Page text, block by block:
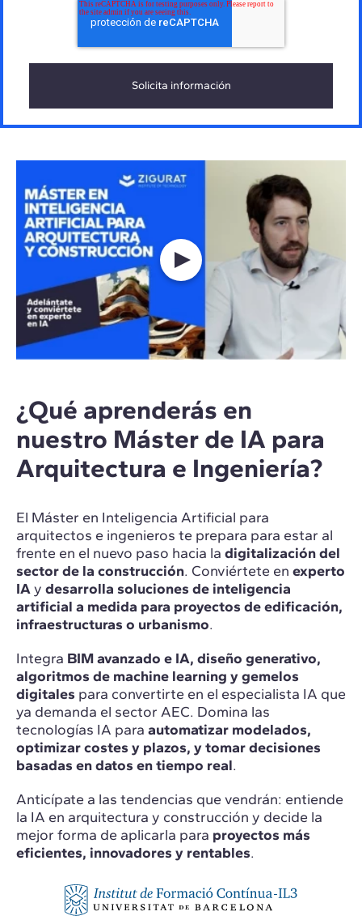
¿Qué aprenderás en
nuestro Máster de IA para
Arquitectura e Ingeniería?
El Máster en Inteligencia Artificial para
arquitectos e ingenieros te prepara para estar al
frente en el nuevo paso hacia la digitalización del
sector de la construcción. Conviértete en experto
IAy desarrolla soluciones de inteligencia
artificial a medida para proyectos de edificación,
infraestructuras o urbanismo.
Integra BIM avanzado e IA, diseño generativo,
algoritmos de machine learning y gemelos
digitales para convertirte en el especialista IA que
ya demanda el sector AEC. Domina las
tecnologías IA para automatizar modelados,
optimizar costes y plazos, y tomar decisiones
basadas en datos en tiempo real.
Anticípate a las tendencias que vendrán: entiende
la IA en arquitectura y construcción y decide la
mejor forma de aplicarla para proyectos más
eficientes, innovadores y rentables.